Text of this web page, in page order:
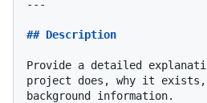
---
## Description
Provide a detailed
project does, why it exists,
background information.